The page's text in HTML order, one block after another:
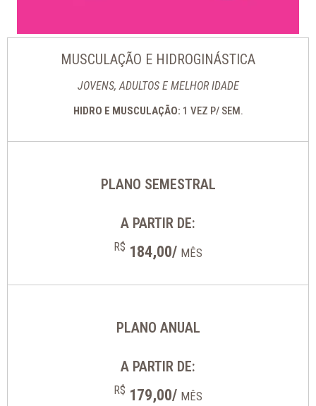
MUSCULAÇÃO E HIDROGINÁSTICA
JOVENS, ADULTOS E MELHOR IDADE
HIDRO E MUSCULAÇÃO: 1 VEZ P/ SEM.
PLANO SEMESTRAL
A PARTIR DE:
R$ 184,00/ MÊS
PLANO ANUAL
A PARTIR DE:
R$ 179,00/ MÊS